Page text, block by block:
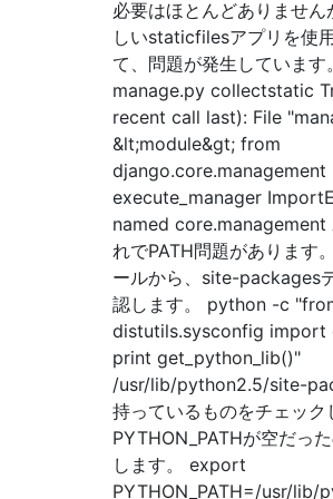
必要はほとんどありませ
しいstaticfilesアプリを使
て、問題が発生していま
manage.py collectstatic
recent call last): File
&lt;module&gt; from
execute_manager
named core.management
れでPATH問題があります
ールから、site-packages
認します。 python -c
distutils.sysconfig import
print get_python_lib()"
/usr/lib/python2.5/site-
持っているものをチェッ
PYTHON_PATHが空だっ
します。 export
PYTHON_PATH=/usr/lib/